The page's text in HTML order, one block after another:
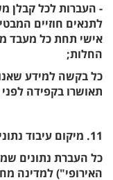
- העברות לכל קבלן
לתנאים חוזיים
אישי תחת כל מעבד
החלות;
כל בקשה למידע
תאושרו בקפידה לפני
11. מיקום עיבוד נתונים
כל העברת נתונים